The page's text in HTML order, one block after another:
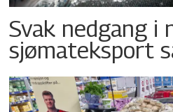
Svak nedgang i
sjømateksport